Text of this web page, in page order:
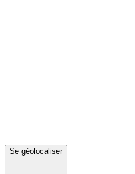
Se géolocaliser